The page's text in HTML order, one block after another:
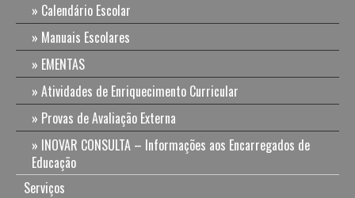
Calendário Escolar
Manuais Escolares
EMENTAS
Atividades de Enriquecimento Curricular
Provas de Avaliação Externa
INOVAR CONSULTA – Informações aos Encarregados de
Educação
Serviços